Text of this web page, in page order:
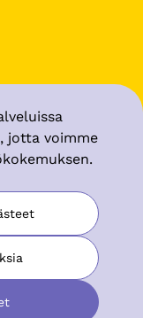
jotta voimme